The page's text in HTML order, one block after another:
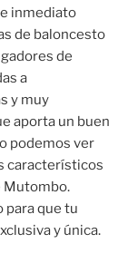
inmediato
de baloncesto
de
a
y muy
aporta un buen
podemos ver
característicos
Mutombo.
para que tu
y única.